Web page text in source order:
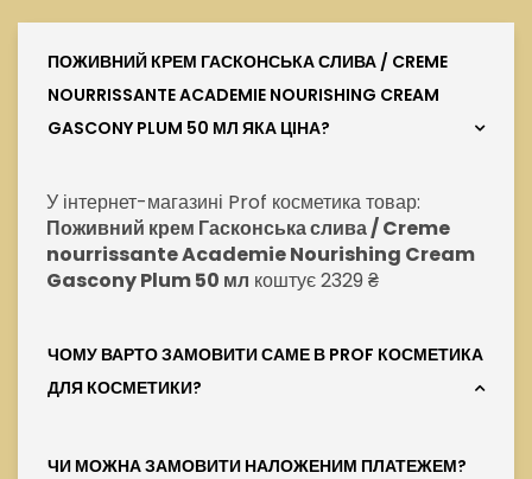
ПОЖИВНИЙ КРЕМ ГАСКОНСЬКА СЛИВА / CREME
NOURRISSANTE ACADEMIE NOURISHING CREAM
GASCONY PLUM 50 МЛ ЯКА ЦІНА?
У інтернет-магазині Prof косметика товар:
Поживний крем Гасконська слива / Creme
nourrissante Academie Nourishing Cream
Gascony Plum 50 мл коштує 2329 ₴
ЧОМУ ВАРТО ЗАМОВИТИ САМЕ В PROF КОСМЕТИКА
ДЛЯ КОСМЕТИКИ?
ЧИ МОЖНА ЗАМОВИТИ НАЛОЖЕНИМ ПЛАТЕЖЕМ?